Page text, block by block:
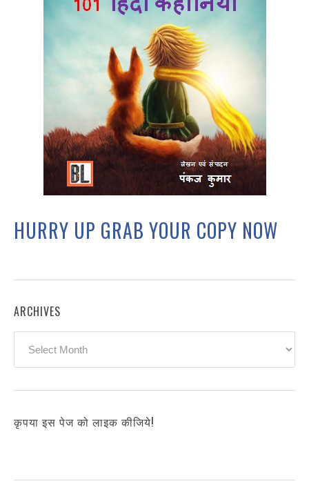
HURRY UP GRAB YOUR COPY NOW
ARCHIVES
कृपया इस पेज को लाइक कीजिये!